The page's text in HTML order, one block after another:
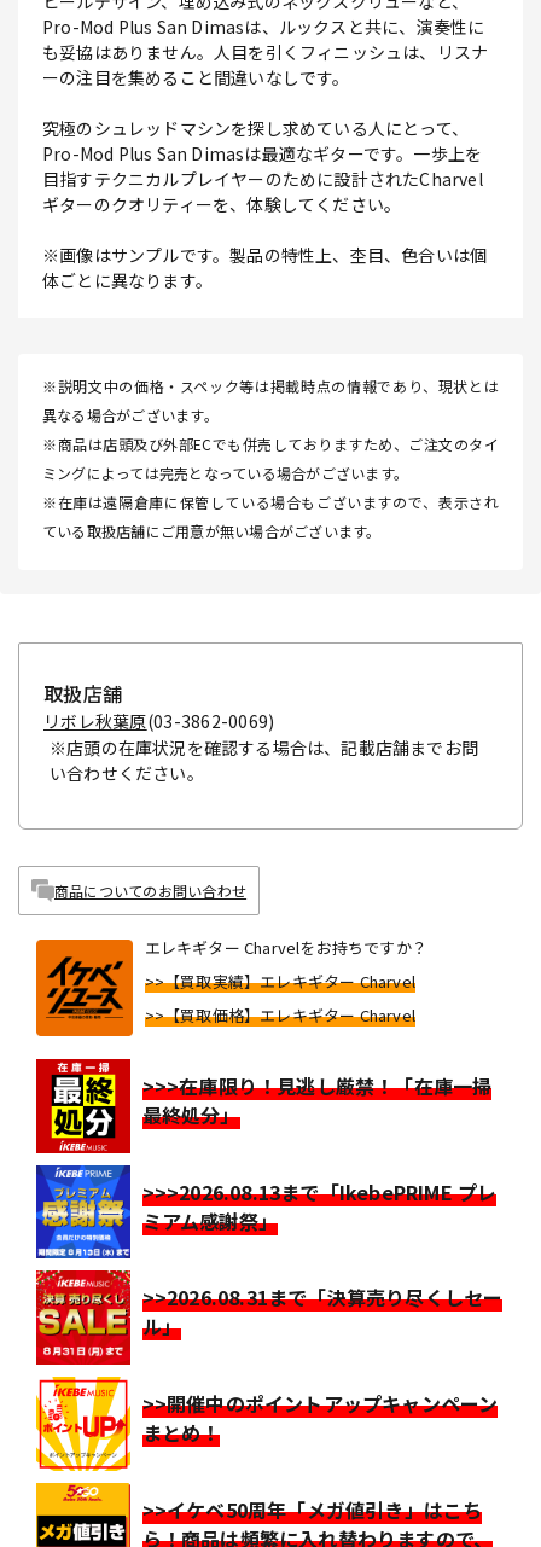
Pro-Mod Plus San Dimasは、ルックスと共に、演奏性に
も妥協はありません。人目を引くフィニッシュは、リスナ
ーの注目を集めること間違いなしです。
究極のシュレッドマシンを探し求めている人にとって、
Pro-Mod Plus San Dimasは最適なギターです。一歩上を
目指すテクニカルプレイヤーのために設計されたCharvel
ギターのクオリティーを、体験してください。
※画像はサンプルです。製品の特性上、杢目、色合いは個
体ごとに異なります。
※説明文中の価格・スペック等は掲載時点の情報であり、現状とは
異なる場合がございます。
※商品は店頭及び外部ECでも併売しておりますため、ご注文のタイ
ミングによっては完売となっている場合がございます。
※在庫は遠隔倉庫に保管している場合もございますので、表示され
ている取扱店舗にご用意が無い場合がございます。
取扱店舗
リボレ秋葉原(03-3862-0069)
※店頭の在庫状況を確認する場合は、記載店舗までお問
い合わせください。
商品についてのお問い合わせ
エレキギター Charvelをお持ちですか？
>>【買取実績】エレキギター Charvel
>>【買取価格】エレキギター Charvel
>>>在庫限り！見逃し厳禁！「在庫一掃
最終処分」
>>>2026.08.13まで「IkebePRIME プレ
ミアム感謝祭」
>>2026.08.31まで「決算売り尽くしセー
ル」
>>開催中のポイントアップキャンペーン
まとめ！
>>イケベ50周年「メガ値引き」はこち
ら！商品は頻繁に入れ替わりますので、